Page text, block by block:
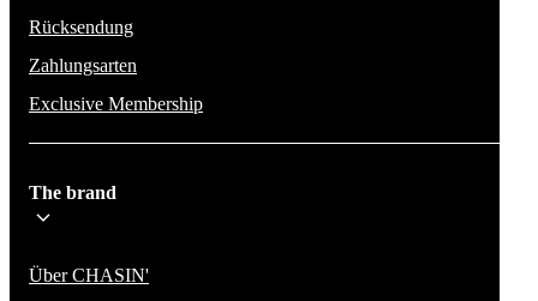
Rücksendung
Zahlungsarten
Exclusive Membership
The brand
Über CHASIN'